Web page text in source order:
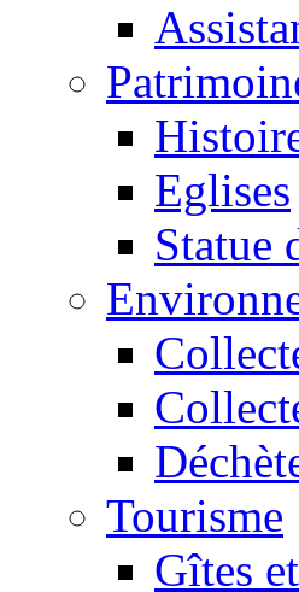
Eglises
Statue
Tourisme
Gîtes